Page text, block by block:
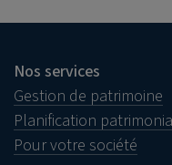
Nos services
Gestion de patrimoine
Planification
Pour votre société